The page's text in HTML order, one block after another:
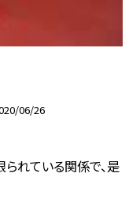
06/26
れている関係で、是